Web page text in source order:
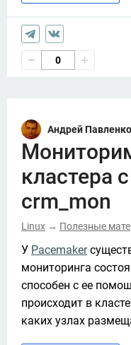
0
Андрей Павленко
кластера
crm_mon
Linux → Полезные
У Pacemaker
мониторинга
способен с ее
происходит в
каких узлах